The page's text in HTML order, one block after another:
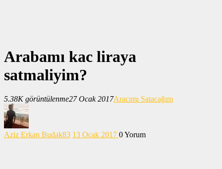
Arabamı kac liraya
satmaliyim?
5.38K görüntülenme27 Ocak 2017Aracımı Satacağım
Aziz Erkan Budak83 13 Ocak 2017 0Yorum